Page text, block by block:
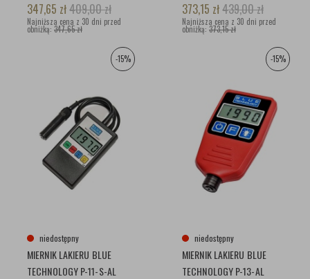
347,65 zł409,00zł
Najniższa cena z 30 dni przed
obniżką: 347,65 zł
373,15 zł439,00zł
Najniższa cena z 30 dni przed
obniżką: 373,15 zł
-15%
niedostępny
MIERNIK LAKIERU BLUE
TECHNOLOGY P-11-S-AL
-15%
niedostępny
MIERNIK LAKIERU BLUE
TECHNOLOGY P-13-AL